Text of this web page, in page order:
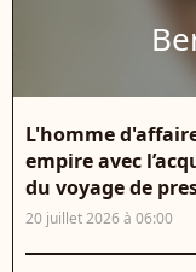
L'homme
empire avec
du voyage de
20 juillet 2026 à 06:00